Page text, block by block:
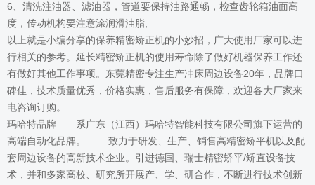
6、清洗注油器、滤油器，管道要保持油路通畅，检查齿轮箱油面高
度，传动机构要注意涂润滑油脂;
以上就是小编分享的保养精密矫正机的小妙招，广大使用厂家可以进
行相关的参考。延长精密矫正机的使用寿命除了做好机器保养工作还
有做好其他工作事项。东莞精密专注生产冲床周边设备20年，品牌口
碑佳，技术质量优秀，价格实惠，售后服务有保障，欢迎各大厂家来
电咨询订购。
玛哈特品牌——系广东（江西）玛哈特智能科技有限公司旗下运营的
高端自动化品牌。 ——致力于研发、生产、销售高精密矫平机以及配
套周边设备的高新技术企业。引进德国、瑞士精密矫平/矫直设备技
术，并和多家高校、研究所开展产、学、研合作，不断进行技术创新